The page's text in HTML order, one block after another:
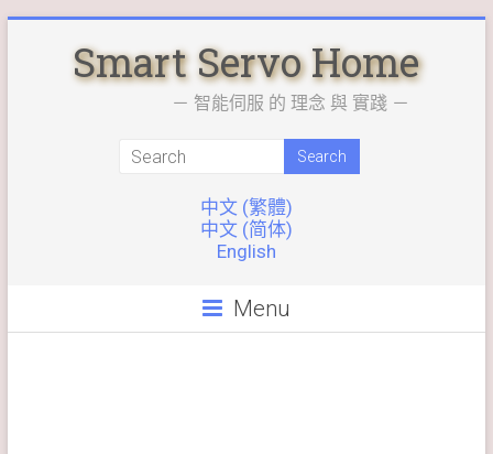
Smart Servo Home
－ 智能伺服 的 理念 與 實踐 －
中文 (繁體)
中文 (简体)
English
Menu